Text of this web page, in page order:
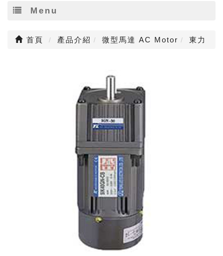
Menu
首頁 產品介紹 微型馬達 AC Motor 東力